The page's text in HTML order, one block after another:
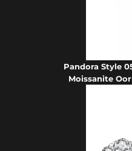
Pandora Style
Moissanite